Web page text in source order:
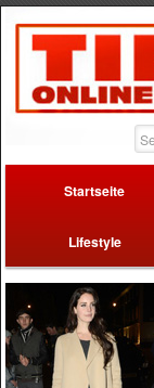
Startseite
Lifestyle